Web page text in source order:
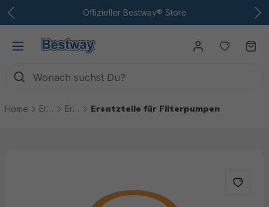
Zum Hauptinhalt Offizieller Bestway® Store
Du
Home Ersatzteile Ersatzteile Pool Technik Ersatzteile für Filterpumpen